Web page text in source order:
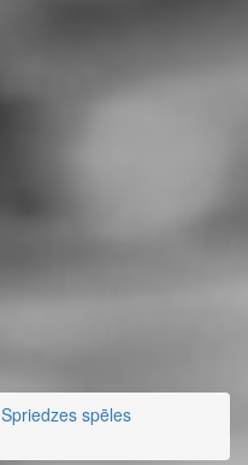
Spriedzes spēles